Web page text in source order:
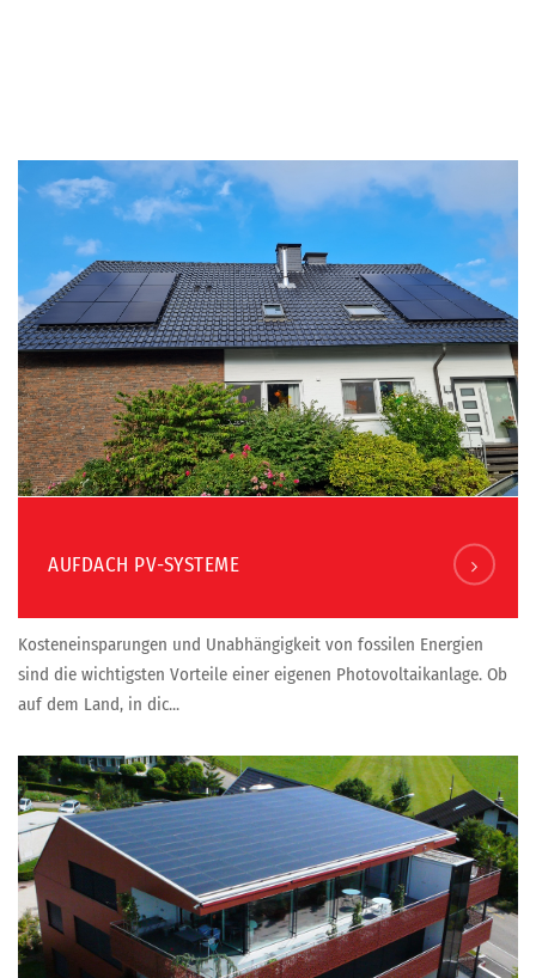
AUFDACH PV-SYSTEME
Kosteneinsparungen und Unabhängigkeit von fossilen Energien
sind die wichtigsten Vorteile einer eigenen Photovoltaikanlage. Ob
auf dem Land, in dic...